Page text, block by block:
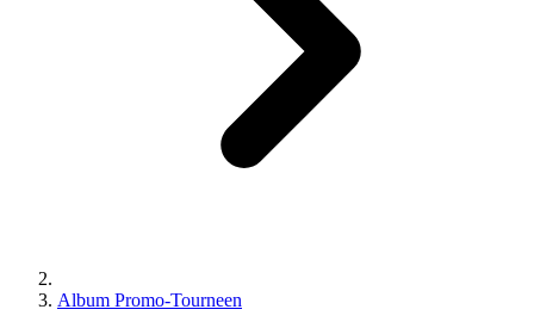
Album Promo-Tourneen